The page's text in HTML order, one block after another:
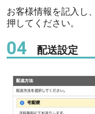
お客様情報を記入し
押してください。
04 配送設定